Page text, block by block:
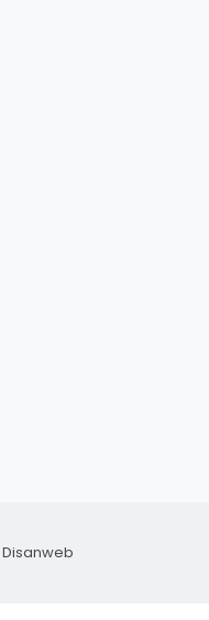
Disanweb